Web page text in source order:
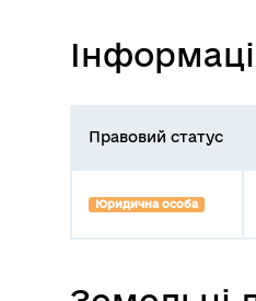
Правовий статус
Юридична особа